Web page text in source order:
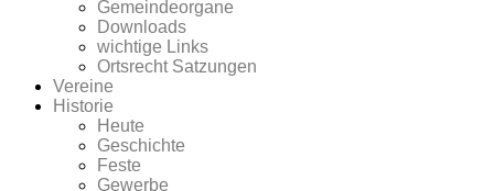
Gemeindeorgane
Downloads
wichtige Links
Ortsrecht Satzungen
Vereine
Historie
Heute
Geschichte
Feste
Gewerbe